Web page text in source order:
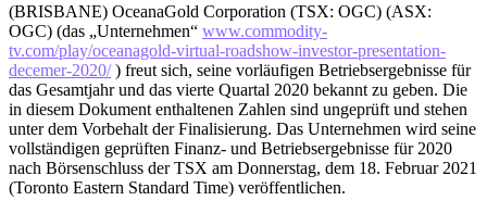
(BRISBANE) OceanaGold Corporation (TSX: OGC) (ASX:
OGC) (das „Unternehmen“ www.commodity-
tv.com/play/oceanagold-virtual-roadshow-investor-presentation-
decemer-2020/) freut sich, seine vorläufigen Betriebsergebnisse für
das Gesamtjahr und das vierte Quartal 2020 bekannt zu geben. Die
in diesem Dokument enthaltenen Zahlen sind ungeprüft und stehen
unter dem Vorbehalt der Finalisierung. Das Unternehmen wird seine
vollständigen geprüften Finanz- und Betriebsergebnisse für 2020
nach Börsenschluss der TSX am Donnerstag, dem 18. Februar 2021
(Toronto Eastern Standard Time) veröffentlichen.